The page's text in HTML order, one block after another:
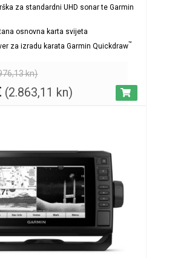
za standardni UHD sonar te Garmin
osnovna karta svijeta
za izradu karata Garmin Quickdraw™
kn)
(2.863,11 kn)